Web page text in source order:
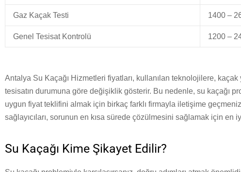
Gaz Kaçak Testi 1400 –
Genel Tesisat Kontrolü 1200 –
Antalya Su Kaçağı Hizmetleri fiyatları, kullanılan teknolojilere,
tesisatın durumuna göre değişiklik gösterir. Bu nedenle, su kaçağı
uygun fiyat teklifini almak için birkaç farklı firmayla iletişime
sağlayıcıları, sorunun en kısa sürede çözülmesini sağlamak için en
Su Kaçağı Kime Şikayet Edilir?